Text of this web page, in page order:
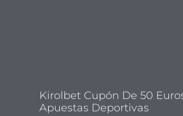
Kirolbet Cupón De 50
Apuestas Deportivas